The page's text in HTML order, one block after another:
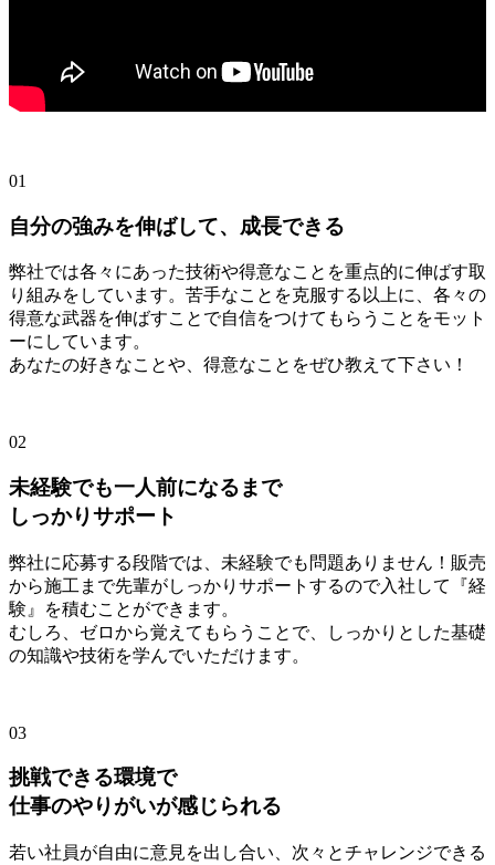
01
自分の強みを伸ばして、成長できる
弊社では各々にあった技術や得意なことを重点的に伸ばす取
り組みをしています。苦手なことを克服する以上に、各々の
得意な武器を伸ばすことで自信をつけてもらうことをモット
ーにしています。
あなたの好きなことや、得意なことをぜひ教えて下さい！
02
未経験でも一人前になるまで
しっかりサポート
弊社に応募する段階では、未経験でも問題ありません！販売
から施工まで先輩がしっかりサポートするので入社して『経
験』を積むことができます。
むしろ、ゼロから覚えてもらうことで、しっかりとした基礎
の知識や技術を学んでいただけます。
03
挑戦できる環境で
仕事のやりがいが感じられる
若い社員が自由に意見を出し合い、次々とチャレンジできる